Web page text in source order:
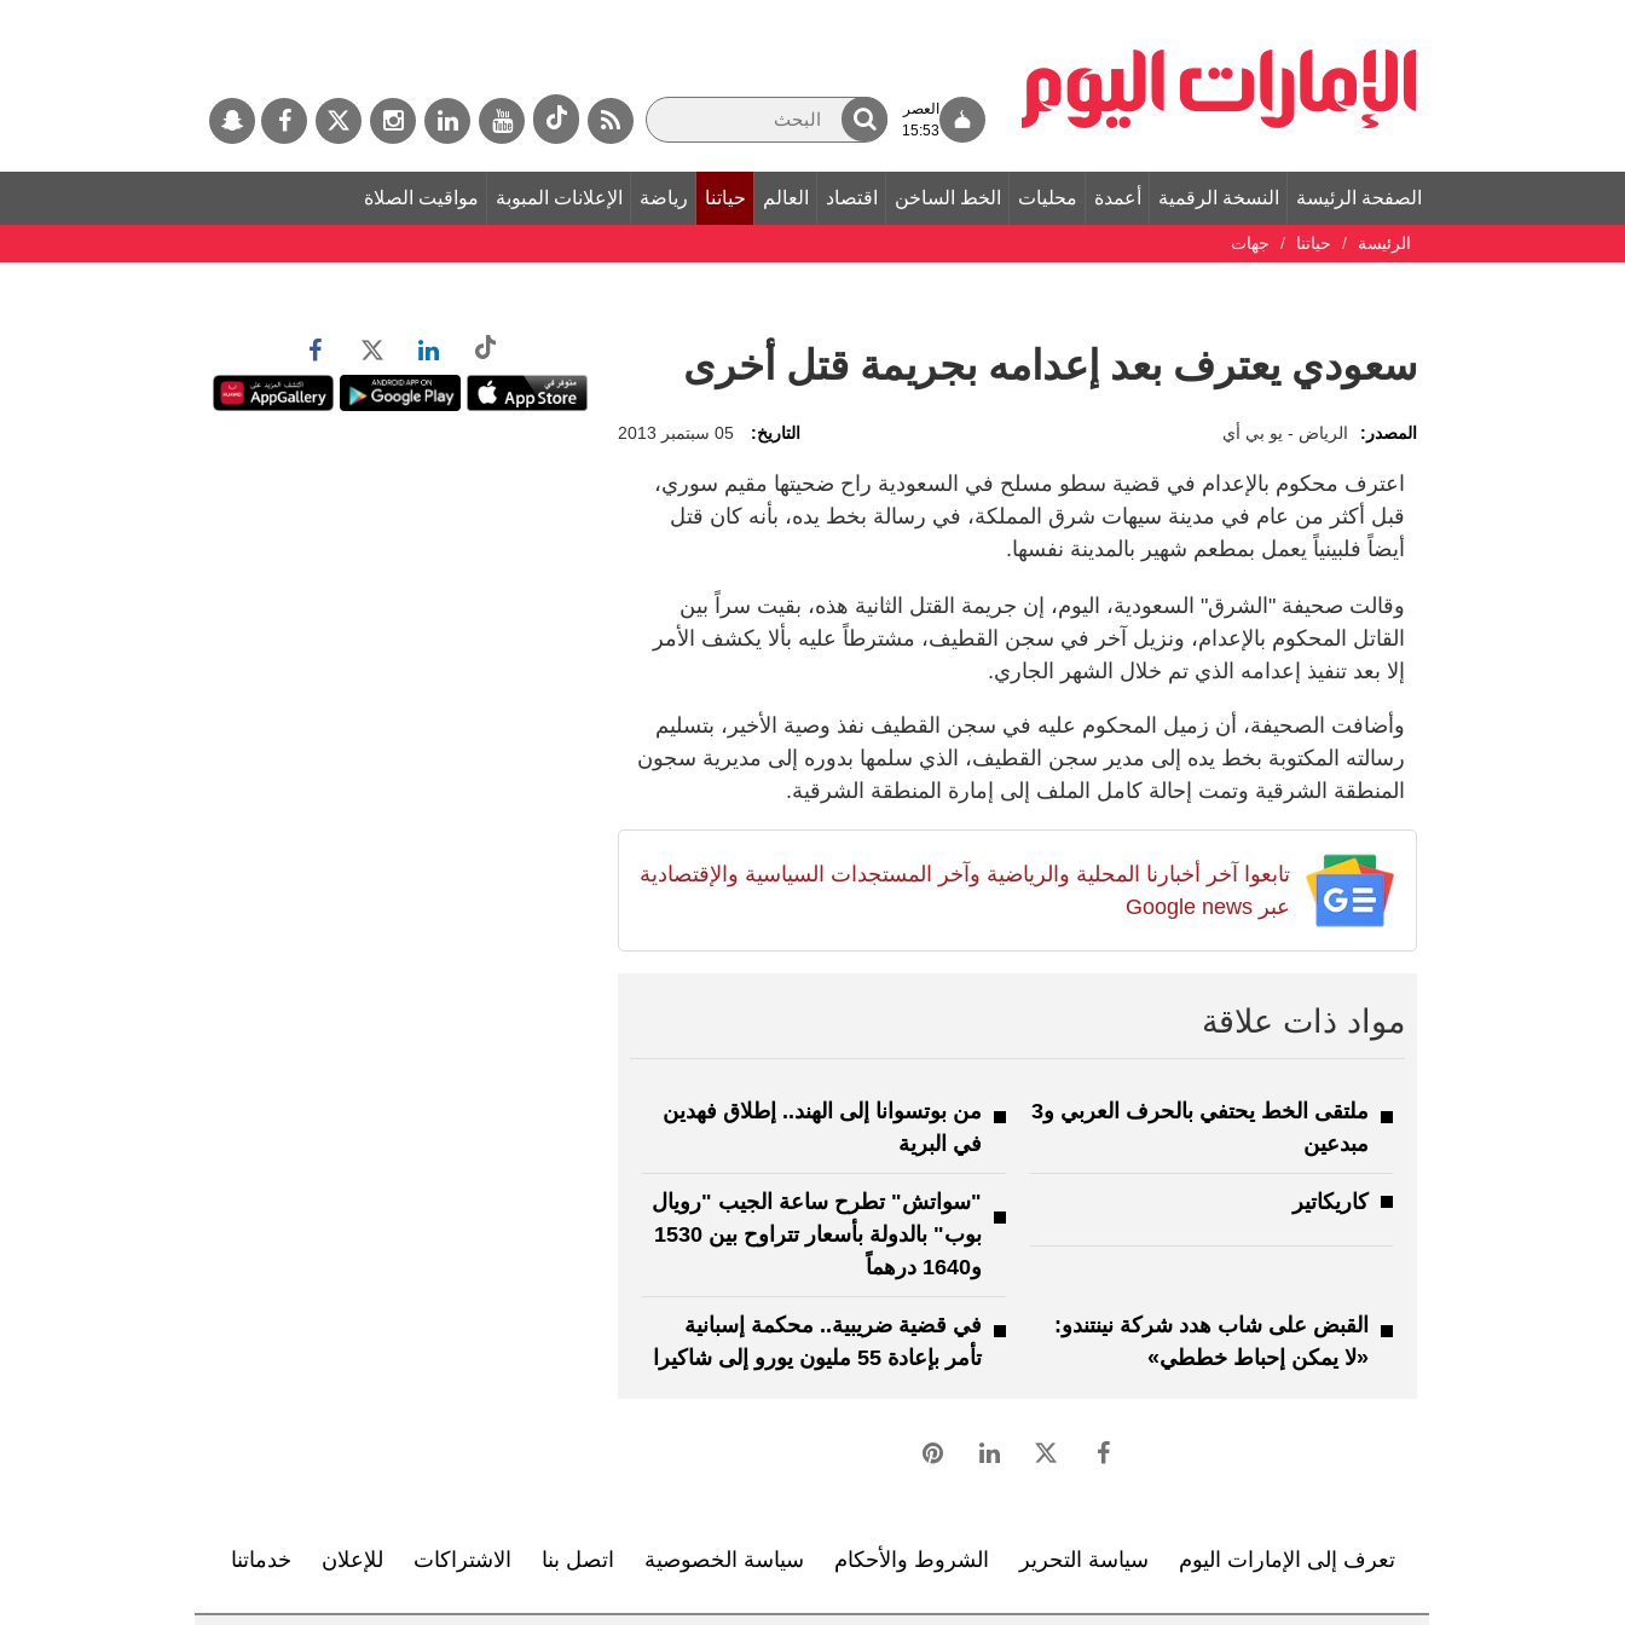
العصر
15:53
الصفحة الرئيسة النسخة الرقمية أعمدة محليات الخط الساخن اقتصاد العالم حياتنا رياضة الإعلانات المبوبة مواقيت الصلاة
الرئيسة حياتنا جهات
سعودي يعترف بعد إعدامه بجريمة قتل أخرى
المصدر: الرياض - يو بي أي التاريخ: 05 سبتمبر 2013
اعترف محكوم بالإعدام في قضية سطو مسلح في السعودية راح ضحيتها مقيم سوري،
قبل أكثر من عام في مدينة سيهات شرق المملكة، في رسالة بخط يده، بأنه كان قتل
أيضاً فلبينياً يعمل بمطعم شهير بالمدينة نفسها.
وقالت صحيفة "الشرق" السعودية، اليوم، إن جريمة القتل الثانية هذه، بقيت سراً بين
القاتل المحكوم بالإعدام، ونزيل آخر في سجن القطيف، مشترطاً عليه بألا يكشف الأمر
إلا بعد تنفيذ إعدامه الذي تم خلال الشهر الجاري.
وأضافت الصحيفة، أن زميل المحكوم عليه في سجن القطيف نفذ وصية الأخير، بتسليم
رسالته المكتوبة بخط يده إلى مدير سجن القطيف، الذي سلمها بدوره إلى مديرية سجون
المنطقة الشرقية وتمت إحالة كامل الملف إلى إمارة المنطقة الشرقية.
تابعوا آخر أخبارنا المحلية والرياضية وآخر المستجدات السياسية والإقتصادية
عبر Google news
مواد ذات علاقة
ملتقى الخط يحتفي بالحرف العربي و3
مبدعين
من بوتسوانا إلى الهند.. إطلاق فهدين
في البرية
كاريكاتير
"سواتش" تطرح ساعة الجيب "رويال
بوب" بالدولة بأسعار تتراوح بين 1530
و1640 درهماً
القبض على شاب هدد شركة نينتندو:
«لا يمكن إحباط خططي»
في قضية ضريبية.. محكمة إسبانية
تأمر بإعادة 55 مليون يورو إلى شاكيرا
تعرف إلى الإمارات اليوم سياسة التحرير الشروط والأحكام سياسة الخصوصية اتصل بنا الاشتراكات للإعلان خدماتنا